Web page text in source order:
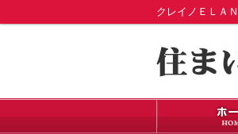
クレイノＥＬＡ